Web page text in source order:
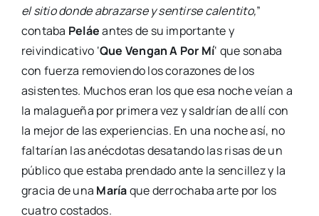
el sitio donde abrazarse y sentirse calentito,”
contaba Peláeantes de su importante y
reivindicativo ‘Que Vengan A Por Mí‘ que sonaba
con fuerza removiendo los corazones de los
asistentes. Muchos eran los que esa noche veían a
la malagueña por primera vez y saldrían de allí con
la mejor de las experiencias. En una noche así, no
faltarían las anécdotas desatando las risas de un
público que estaba prendado ante la sencillez y la
gracia de una Maríaque derrochaba arte por los
cuatro costados.